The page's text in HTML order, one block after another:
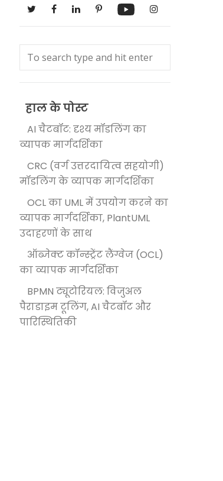
हाल के पोस्ट
AI चैटबॉट: दृश्य मॉडलिंग का
व्यापक मार्गदर्शिका
CRC (वर्ग उत्तरदायित्व सहयोगी)
मॉडलिंग के व्यापक मार्गदर्शिका
OCL का UML में उपयोग करने का
व्यापक मार्गदर्शिका, PlantUML
उदाहरणों के साथ
ऑब्जेक्ट कॉन्स्ट्रेंट लैंग्वेज (OCL)
का व्यापक मार्गदर्शिका
BPMN ट्यूटोरियल: विजुअल
पैराडाइम टूलिंग, AI चैटबॉट और
पारिस्थितिकी